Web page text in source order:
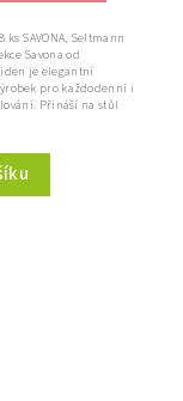
ks SAVONA, Seltmann
Savona od
je elegantní
pro každodenní i
Přináší na stůl